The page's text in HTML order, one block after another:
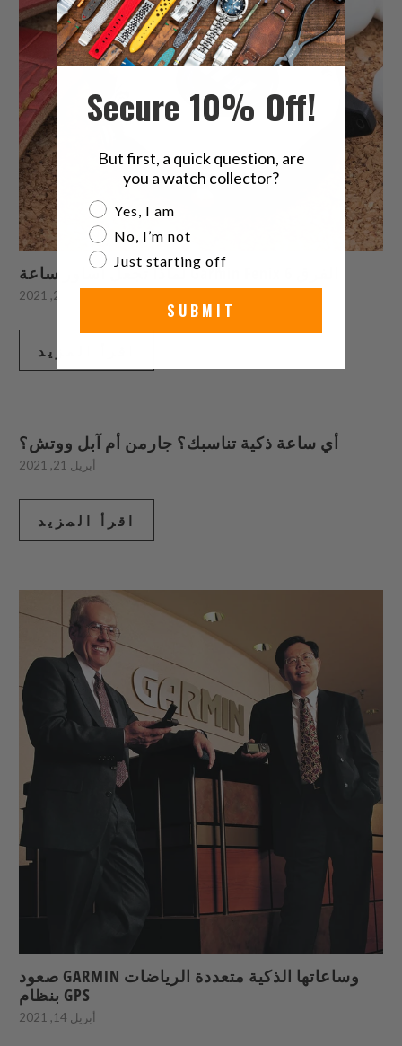
اقرأ المزيد
أي ساعة ذكية تناسبك؟ جارمن أم آبل ووتش؟
أبريل 21, 2021
اقرأ المزيد
صعود GARMIN وساعاتها الذكية متعددة الرياضات
بنظام GPS
أبريل 14, 2021
Secure 10% Off!
But first, a quick question, are
you a watch collector?
Are you a watch collector?
Yes, I am
No, I’m not
Just starting off
SUBMIT